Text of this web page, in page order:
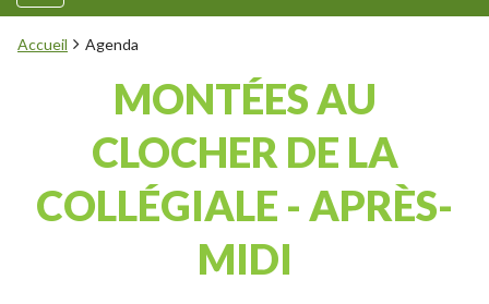
Accueil Agenda
MONTÉES AU
CLOCHER DE LA
COLLÉGIALE - APRÈS-
MIDI